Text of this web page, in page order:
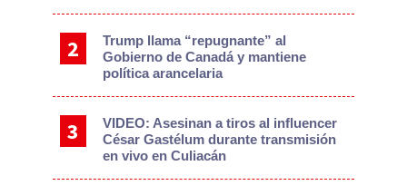
Trump llama “repugnante” al
Gobierno de Canadá y mantiene
política arancelaria
VIDEO: Asesinan a tiros al influencer
César Gastélum durante transmisión
en vivo en Culiacán